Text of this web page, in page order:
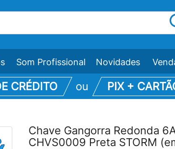
Som Profissional Novidades
CRÉDITO ou PIX +
Chave Gangorra Redonda
CHVS0009 Preta STORM